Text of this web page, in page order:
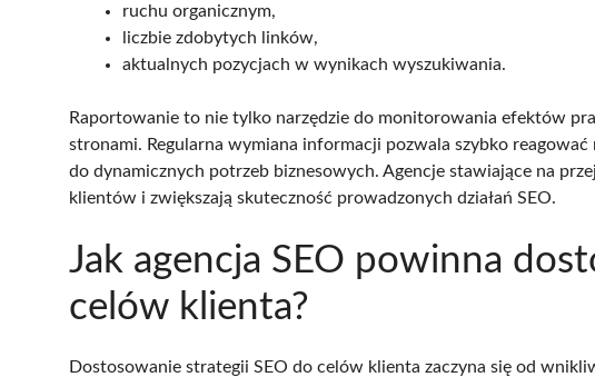
ruchu organicznym,
liczbie zdobytych linków,
aktualnych pozycjach w wynikach wyszukiwania.
Raportowanie to nie tylko narzędzie do monitorowania efektów
stronami. Regularna wymiana informacji pozwala szybko
do dynamicznych potrzeb biznesowych. Agencje stawiające na
klientów i zwiększają skuteczność prowadzonych działań SEO.
Jak agencja SEO powinna
celów klienta?
Dostosowanie strategii SEO do celów klienta zaczyna się od